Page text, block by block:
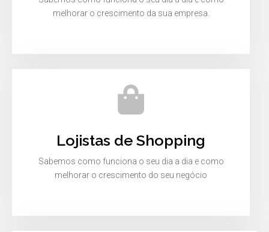
melhorar o crescimento da sua empresa.
Lojistas de Shopping
Sabemos como funciona o seu dia a dia e como
melhorar o crescimento do seu negócio